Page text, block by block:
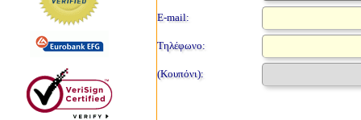
E-mail:
Τηλέφωνο:
(Κουπόνι):